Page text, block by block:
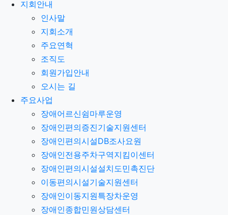
지회안내
인사말
지회소개
주요연혁
조직도
회원가입안내
오시는 길
주요사업
장애어르신쉼마루운영
장애인편의증진기술지원센터
장애인편의시설DB조사요원
장애인전용주차구역지킴이센터
장애인편의시설설치도민촉진단
이동편의시설기술지원센터
장애인이동지원특장차운영
장애인종합민원상담센터